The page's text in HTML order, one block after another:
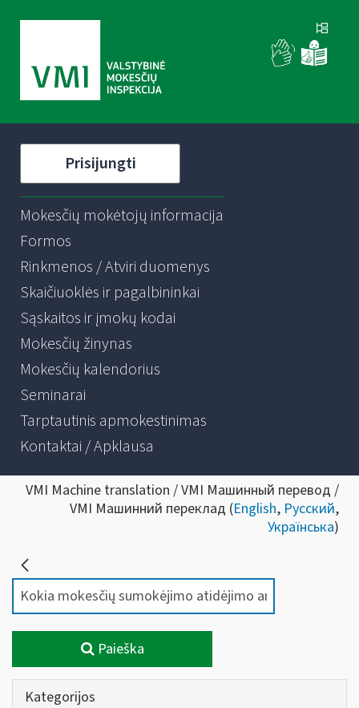
Prisijungti
Mokesčių mokėtojų informacija
Formos
Rinkmenos / Atviri duomenys
Skaičiuoklės ir pagalbininkai
Sąskaitos ir įmokų kodai
Mokesčių žinynas
Mokesčių kalendorius
Seminarai
Tarptautinis apmokestinimas
Kontaktai / Apklausa
VMI Machine translation / VMI Машинный перевод /
VMI Машинний переклад (English, Русский,
Українська)
Paieška
Kategorijos